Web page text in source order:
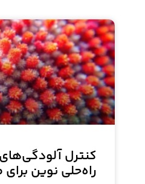
کنترل
راه‌حلی نوین